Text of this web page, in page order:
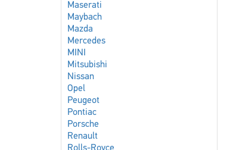
Maserati
Maybach
Mazda
Mercedes
MINI
Mitsubishi
Nissan
Opel
Peugeot
Pontiac
Porsche
Renault